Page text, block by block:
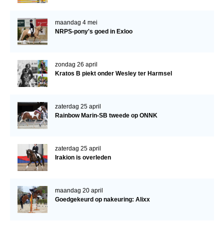
maandag 4 mei
NRPS-pony's goed in Exloo
zondag 26 april
Kratos B piekt onder Wesley ter Harmsel
zaterdag 25 april
Rainbow Marin-SB tweede op ONNK
zaterdag 25 april
Irakion is overleden
maandag 20 april
Goedgekeurd op nakeuring: Alixx